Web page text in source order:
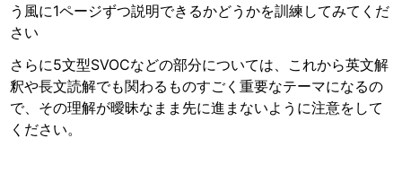
う風に1ページずつ説明できるかどうかを訓練してみてくだ
さい
さらに5文型SVOCなどの部分については、これから英文解
釈や長文読解でも関わるものすごく重要なテーマになるの
で、その理解が曖昧なまま先に進まないように注意をして
ください。